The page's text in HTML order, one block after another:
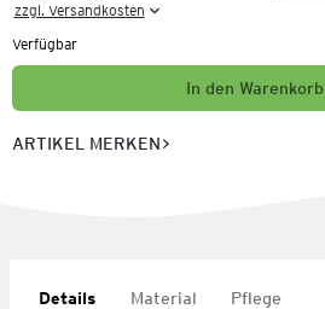
zzgl. Versandkosten
Verfügbar
In den Warenkorb
ARTIKEL MERKEN
Details Material Pflege